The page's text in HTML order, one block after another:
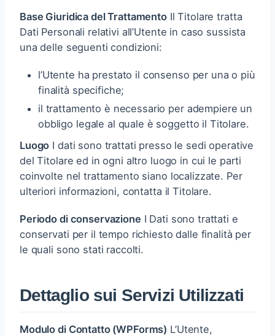
Base Giuridica del TrattamentoIl Titolare tratta
Dati Personali relativi all’Utente in caso sussista
una delle seguenti condizioni:
l’Utente ha prestato il consenso per una o più
finalità specifiche;
il trattamento è necessario per adempiere un
obbligo legale al quale è soggetto il Titolare.
Luogo I dati sono trattati presso le sedi operative
del Titolare ed in ogni altro luogo in cui le parti
coinvolte nel trattamento siano localizzate. Per
ulteriori informazioni, contatta il Titolare.
Periodo di conservazione I Dati sono trattati e
conservati per il tempo richiesto dalle finalità per
le quali sono stati raccolti.
Dettaglio sui Servizi Utilizzati
Modulo di Contatto (WPForms) L’Utente,